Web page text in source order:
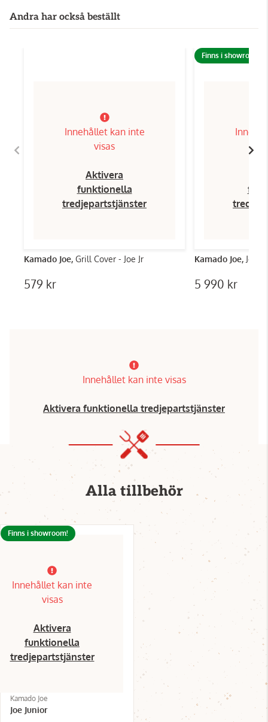
Andra har också beställt
Innehållet kan inte
visas
Aktivera
funktionella
tredjepartstjänster
Kamado Joe, Grill Cover - Joe Jr
579 kr
Finns i showroom!
Kamado Joe, Joe
5 990 kr
Innehållet kan inte visas
Aktivera funktionella tredjepartstjänster
Alla tillbehör
Innehållet kan inte
visas
Aktivera
funktionella
tredjepartstjänster
Kamado Joe
Joe Junior
Finns i showroom!